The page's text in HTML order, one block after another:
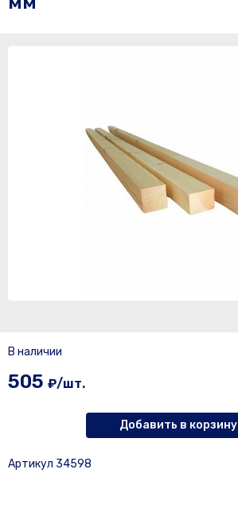
В наличии
505 ₽/шт.
Добавить в корзину
Артикул 34598